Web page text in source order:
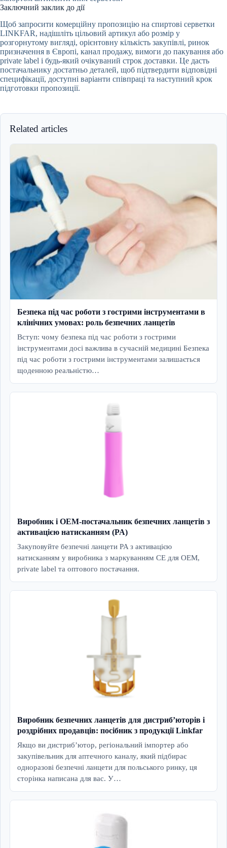
Заключний заклик до дії
Щоб запросити комерційну пропозицію на спиртові серветки
LINKFAR, надішліть цільовий артикул або розмір у
розгорнутому вигляді, орієнтовну кількість закупівлі, ринок
призначення в Європі, канал продажу, вимоги до пакування або
private label і будь-який очікуваний строк доставки. Це дасть
постачальнику достатньо деталей, щоб підтвердити відповідні
специфікації, доступні варіанти співпраці та наступний крок
підготовки пропозиції.
Related articles
Безпека під час роботи з гострими інструментами в
клінічних умовах: роль безпечних ланцетів
Вступ: чому безпека під час роботи з гострими
інструментами досі важлива в сучасній медицині Безпека
під час роботи з гострими інструментами залишається
щоденною реальністю…
Виробник і OEM-постачальник безпечних ланцетів з
активацією натисканням (PA)
Закуповуйте безпечні ланцети PA з активацією
натисканням у виробника з маркуванням CE для OEM,
private label та оптового постачання.
Виробник безпечних ланцетів для дистриб’юторів і
роздрібних продавців: посібник з продукції Linkfar
Якщо ви дистриб’ютор, регіональний імпортер або
закупівельник для аптечного каналу, який підбирає
одноразові безпечні ланцети для польського ринку, ця
сторінка написана для вас. У…